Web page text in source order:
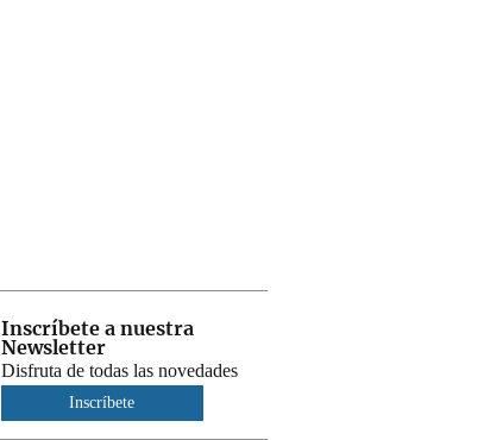
Inscríbete a nuestra
Newsletter
Disfruta de todas las novedades
Inscríbete